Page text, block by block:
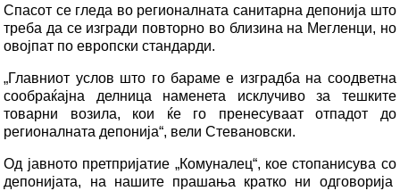
Спасот се гледа во регионалната санитарна депонија што
треба да се изгради повторно во близина на Мегленци, но
овојпат по европски стандарди.
„Главниот услов што го бараме е изградба на соодветна
сообраќајна делница наменета исклучиво за тешките
товарни возила, кои ќе го пренесуваат отпадот до
регионалната депонија“, вели Стевановски.
Од јавното претпријатие „Комуналец“, кое стопанисува со
депонијата, на нашите прашања кратко ни одговорија